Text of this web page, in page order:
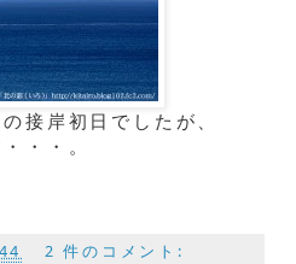
接岸初日でしたが、
・・。
2 件のコメント: